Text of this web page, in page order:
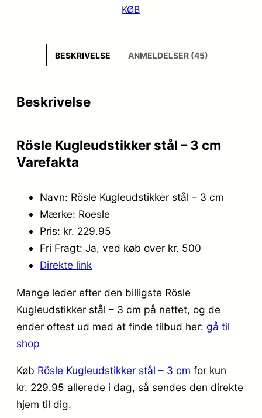
KØB
BESKRIVELSE ANMELDELSER (45)
Beskrivelse
Rösle Kugleudstikker stål – 3 cm
Varefakta
Navn: Rösle Kugleudstikker stål – 3 cm
Mærke: Roesle
Pris: kr. 229.95
Fri Fragt: Ja, ved køb over kr. 500
Direkte link
Mange leder efter den billigste Rösle
Kugleudstikker stål – 3 cm på nettet, og de
ender oftest ud med at finde tilbud her: gå til
shop
Køb Rösle Kugleudstikker stål – 3 cm for kun
kr. 229.95 allerede i dag, så sendes den direkte
hjem til dig.